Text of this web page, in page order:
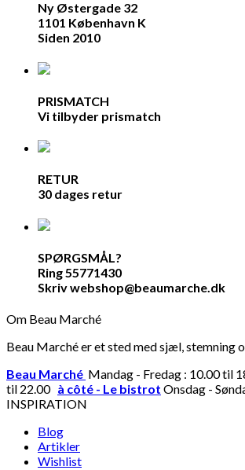
Ny Østergade 32
1101 København K
Siden 2010
PRISMATCH
Vi tilbyder prismatch
RETUR
30 dages retur
SPØRGSMÅL?
Ring 55771430
Skriv webshop@beaumarche.dk
Om Beau Marché
Beau Marché er et sted med sjæl,
Beau Marché Mandag - Fredag : 10.00 til
til 22.00 à côté - Le bistrot Onsdag -
INSPIRATION
Blog
Artikler
Wishlist